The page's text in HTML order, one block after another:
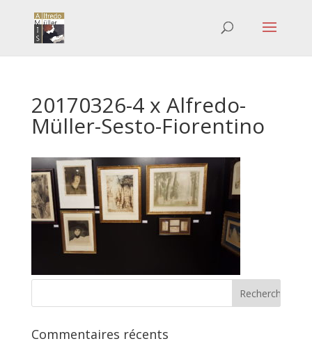
20170326-4 x Alfredo-
Müller-Sesto-Fiorentino
Commentaires récents